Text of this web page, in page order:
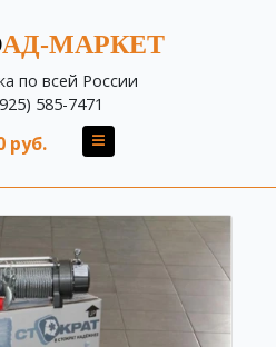
АД-МАРКЕТ
по всей России
585-7471
руб.